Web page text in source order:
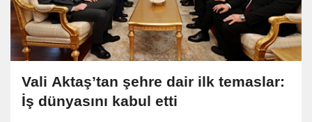
Vali Aktaş’tan şehre dair ilk temaslar:
İş dünyasını kabul etti